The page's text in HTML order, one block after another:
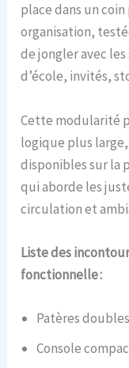
place dans un
organisation,
de jongler avec
d’école, invités,
Cette modularité
logique plus
disponibles sur la
qui aborde les
circulation et
Liste des
fonctionnelle :
Patères
Console